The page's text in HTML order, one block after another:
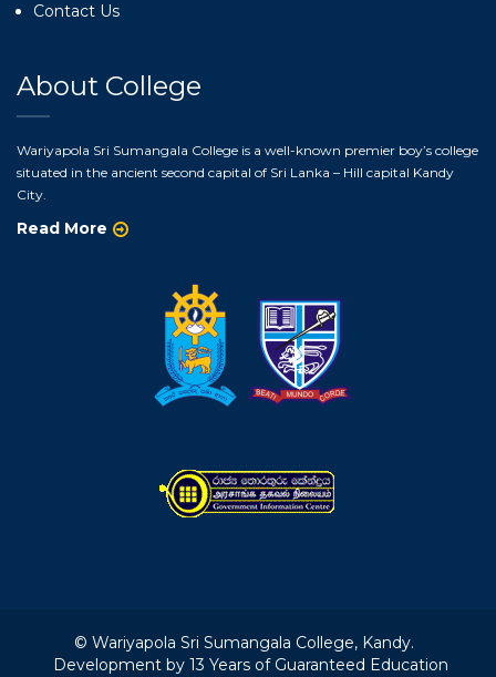
Contact Us
About College
Wariyapola Sri Sumangala College is a well-known premier boy’s college
situated in the ancient second capital of Sri Lanka – Hill capital Kandy
City.
Read More
© Wariyapola Sri Sumangala College, Kandy.
Development by 13 Years of Guaranteed Education